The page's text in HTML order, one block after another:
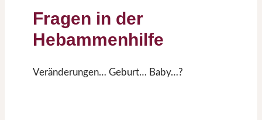
Fragen in der
Hebammenhilfe
Veränderungen… Geburt… Baby…?